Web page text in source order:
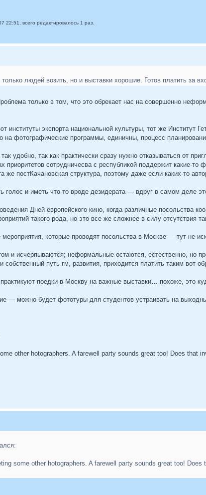
22:51, всего редактировалось 1 раз.
людей возить, но и выставки хорошие. Готов платить за
только в том, что это обрекает нас на совершенно
институты экспорта национальной культуры, тот же Институт
на фотографические программы, единичны, процесс
удобно, так как практически сразу нужно отказываться от
приоритетов сотрудничесва с республикой поддержит какие-
же постКачановская структура, поэтому даже если каких-то
и иметь что-то вроде дезидерата — вдруг в самом деле
Дней европейского кино, когда различные посольства
такого рода, но это все же сложнее в силу отсутствия
которые проводят посольства в Москве — тут не
и исчерпываются; неформальные остаются, естественно, но
путь гм, развития, приходится платить таким вот
поедки в Москву на важные выставки… похоже, это
— можно будет фототуры для студентов устраивать на
other hotographers. A farewell party sounds great too! Does that
some other hotographers. A farewell party sounds great too!